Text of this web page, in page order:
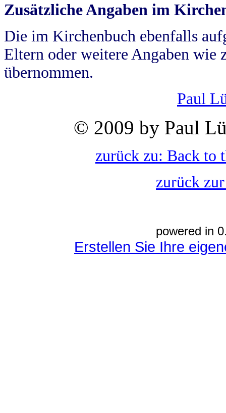
Zusätzliche Angaben im
Die im Kirchenbuch ebenfalls
Eltern oder weitere Angaben wie
übernommen.
Paul
© 2009 by Paul
zurück zu: Back to
zurück
powered in
Erstellen Sie Ihre